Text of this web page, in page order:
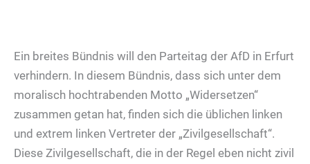
Ein breites Bündnis will den Parteitag der AfD in Erfurt
verhindern. In diesem Bündnis, dass sich unter dem
moralisch hochtrabenden Motto „Widersetzen“
zusammen getan hat, finden sich die üblichen linken
und extrem linken Vertreter der „Zivilgesellschaft“.
Diese Zivilgesellschaft, die in der Regel eben nicht zivil